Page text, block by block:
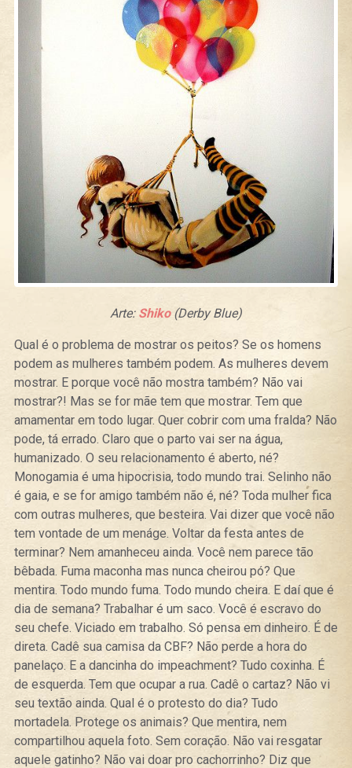
Arte: Shiko(Derby Blue)
Qual é o problema de mostrar os peitos? Se os homens
podem as mulheres também podem. As mulheres devem
mostrar. E porque você não mostra também? Não vai
mostrar?! Mas se for mãe tem que mostrar. Tem que
amamentar em todo lugar. Quer cobrir com uma fralda? Não
pode, tá errado. Claro que o parto vai ser na água,
humanizado. O seu relacionamento é aberto, né?
Monogamia é uma hipocrisia, todo mundo trai. Selinho não
é gaia, e se for amigo também não é, né? Toda mulher fica
com outras mulheres, que besteira. Vai dizer que você não
tem vontade de um menáge. Voltar da festa antes de
terminar? Nem amanheceu ainda. Você nem parece tão
bêbada. Fuma maconha mas nunca cheirou pó? Que
mentira. Todo mundo fuma. Todo mundo cheira. E daí que é
dia de semana? Trabalhar é um saco. Você é escravo do
seu chefe. Viciado em trabalho. Só pensa em dinheiro. É de
direta. Cadê sua camisa da CBF? Não perde a hora do
panelaço. E a dancinha do impeachment? Tudo coxinha. É
de esquerda. Tem que ocupar a rua. Cadê o cartaz? Não vi
seu textão ainda. Qual é o protesto do dia? Tudo
mortadela. Protege os animais? Que mentira, nem
compartilhou aquela foto. Sem coração. Não vai resgatar
aquele gatinho? Não vai doar pro cachorrinho? Diz que